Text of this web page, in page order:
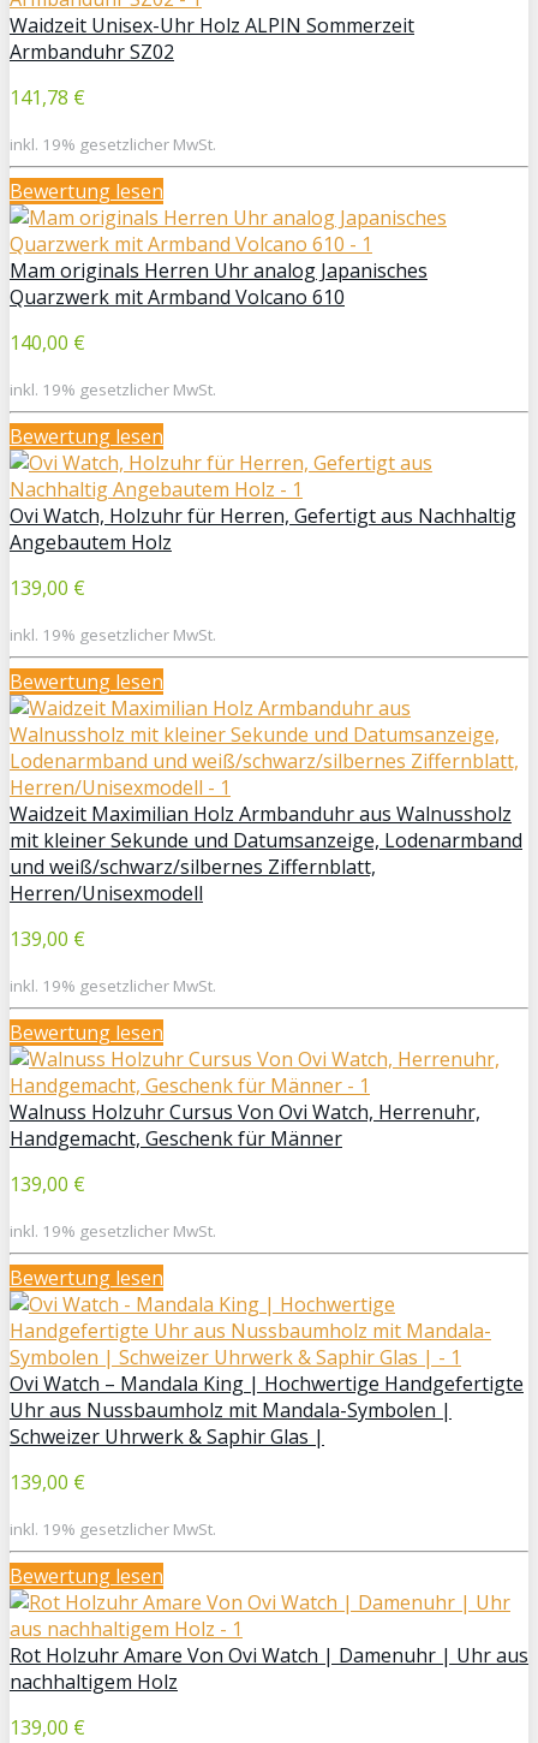
Waidzeit Unisex-Uhr Holz ALPIN Sommerzeit
Armbanduhr SZ02
141,78 €
inkl. 19% gesetzlicher MwSt.
Bewertung lesen
Mam originals Herren Uhr analog Japanisches
Quarzwerk mit Armband Volcano 610
140,00 €
inkl. 19% gesetzlicher MwSt.
Bewertung lesen
Ovi Watch, Holzuhr für Herren, Gefertigt aus Nachhaltig
Angebautem Holz
139,00 €
inkl. 19% gesetzlicher MwSt.
Bewertung lesen
Waidzeit Maximilian Holz Armbanduhr aus Walnussholz
mit kleiner Sekunde und Datumsanzeige, Lodenarmband
und weiß/schwarz/silbernes Ziffernblatt,
Herren/Unisexmodell
139,00 €
inkl. 19% gesetzlicher MwSt.
Bewertung lesen
Walnuss Holzuhr Cursus Von Ovi Watch, Herrenuhr,
Handgemacht, Geschenk für Männer
139,00 €
inkl. 19% gesetzlicher MwSt.
Bewertung lesen
Ovi Watch – Mandala King | Hochwertige Handgefertigte
Uhr aus Nussbaumholz mit Mandala-Symbolen |
Schweizer Uhrwerk & Saphir Glas |
139,00 €
inkl. 19% gesetzlicher MwSt.
Bewertung lesen
Rot Holzuhr Amare Von Ovi Watch | Damenuhr | Uhr aus
nachhaltigem Holz
139,00 €